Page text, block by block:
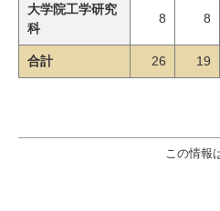
合計 26 19
大学院工学研究
科
8 8
この情報